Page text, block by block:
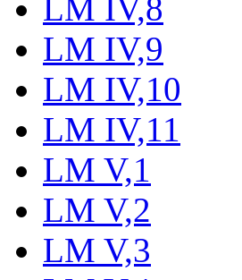
LM IV,8
LM IV,9
LM IV,10
LM IV,11
LM V,1
LM V,2
LM V,3